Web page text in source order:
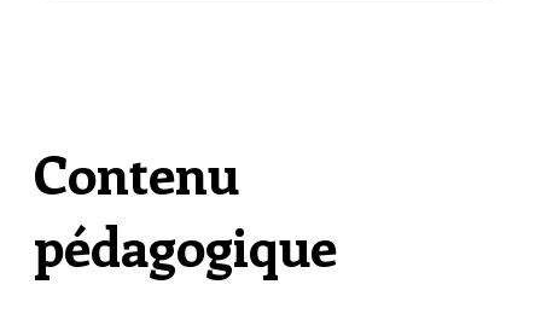
Contenu
pédagogique